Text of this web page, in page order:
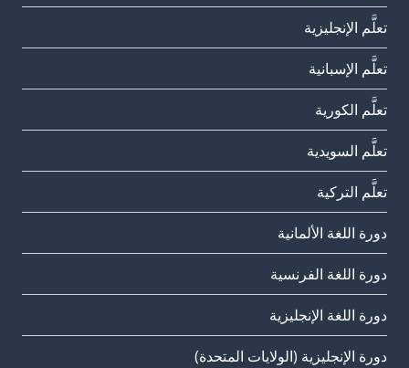
تعلَّم الإنجليزية
تعلَّم الإسبانية
تعلَّم الكورية
تعلَّم السويدية
تعلَّم التركية
دورة اللغة الألمانية
دورة اللغة الفرنسية
دورة اللغة الإنجليزية
دورة الإنجليزية (الولايات المتحدة)